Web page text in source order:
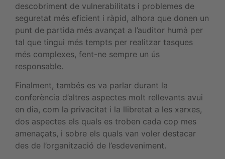
descobriment de vulnerabilitats i problemes de
seguretat més eficient i ràpid, alhora que donen un
punt de partida més avançat a l’auditor humà per
tal que tingui més tempts per realitzar tasques
més complexes, fent-ne sempre un ús
responsable.
Finalment, tambés es va parlar durant la
conferència d’altres aspectes molt rellevants avui
en dia, com la privacitat i la llibretat a les xarxes,
dos aspectes els quals es troben cada cop mes
amenaçats, i sobre els quals van voler destacar
des de l’organització de l’esdeveniment.